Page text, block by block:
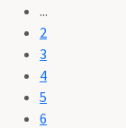
...
2
3
4
5
6